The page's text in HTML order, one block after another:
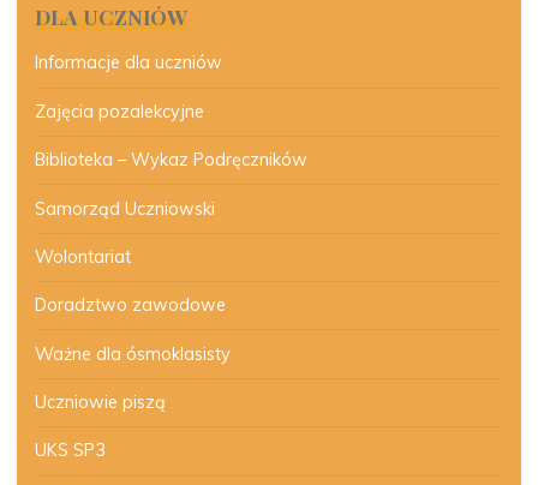
DLA UCZNIÓW
Informacje dla uczniów
Zajęcia pozalekcyjne
Biblioteka – Wykaz Podręczników
Samorząd Uczniowski
Wolontariat
Doradztwo zawodowe
Ważne dla ósmoklasisty
Uczniowie piszą
UKS SP3